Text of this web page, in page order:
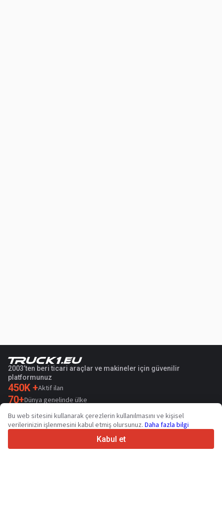
2003’ten beri ticari araçlar ve makineler için güvenilir
platformunuz
450K +Aktif ilan
70+Dünya genelinde ülke
36 Desteklenen dil
4.7/5
Bu web sitesini kullanarak çerezlerin kullanılmasını ve kişisel
verilerinizin işlenmesini kabul etmiş olursunuz. Daha fazla bilgi
Kabul et